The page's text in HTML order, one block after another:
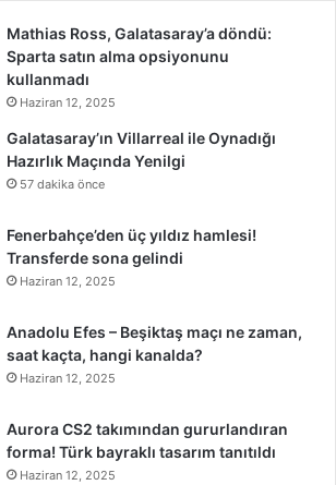
Mathias Ross, Galatasaray’a döndü:
Sparta satın alma opsiyonunu
kullanmadı
Haziran 12, 2025
Galatasaray’ın Villarreal ile Oynadığı
Hazırlık Maçında Yenilgi
57 dakika önce
Fenerbahçe’den üç yıldız hamlesi!
Transferde sona gelindi
Haziran 12, 2025
Anadolu Efes – Beşiktaş maçı ne zaman,
saat kaçta, hangi kanalda?
Haziran 12, 2025
Aurora CS2 takımından gururlandıran
forma! Türk bayraklı tasarım tanıtıldı
Haziran 12, 2025